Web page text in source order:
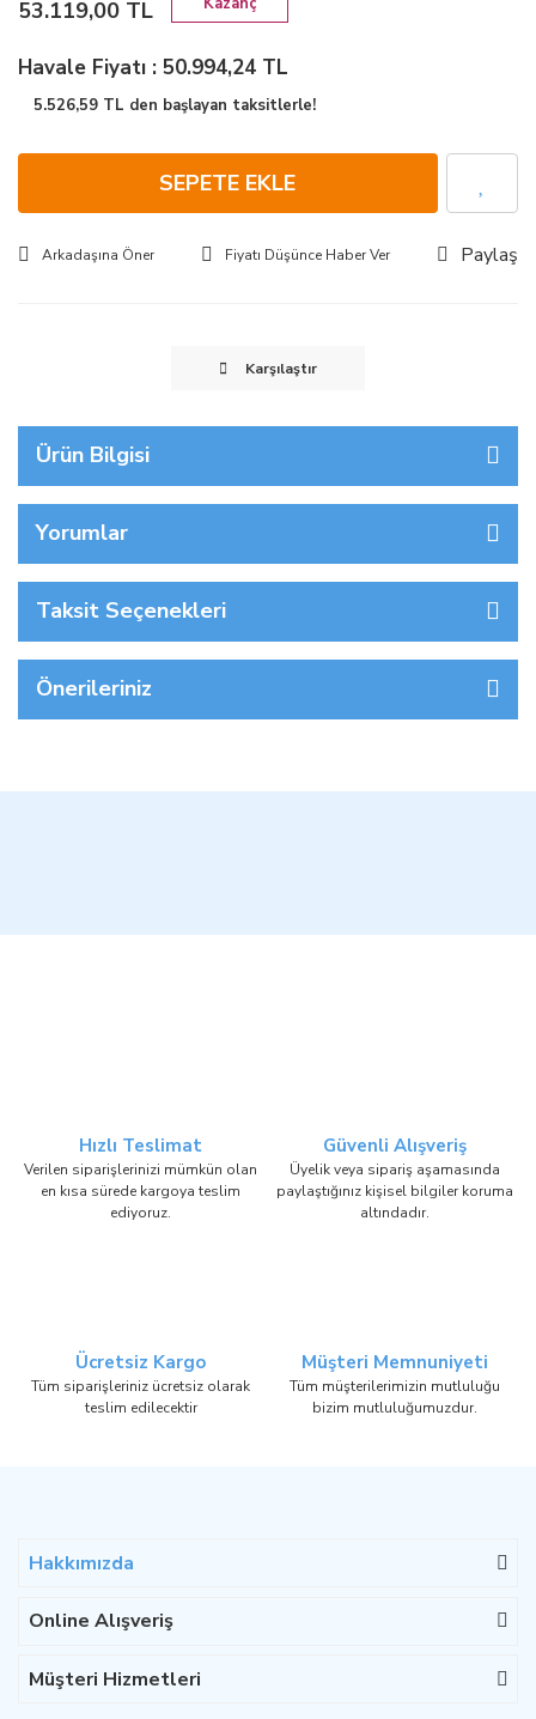
53.119,00 TL
Havale Fiyatı : 50.994,24 TL
5.526,59 TL den başlayan taksitlerle!
SEPETE EKLE
Arkadaşına Öner Fiyatı Düşünce Haber Ver Paylaş
Karşılaştır
Ürün Bilgisi
Yorumlar
Taksit Seçenekleri
Önerileriniz
Hızlı Teslimat
Verilen siparişlerinizi mümkün olan
en kısa sürede kargoya teslim
ediyoruz.
Güvenli Alışveriş
Üyelik veya sipariş aşamasında
paylaştığınız kişisel bilgiler koruma
altındadır.
Ücretsiz Kargo
Tüm siparişleriniz ücretsiz olarak
teslim edilecektir
Müşteri Memnuniyeti
Tüm müşterilerimizin mutluluğu
bizim mutluluğumuzdur.
Hakkımızda
Online Alışveriş
Müşteri Hizmetleri